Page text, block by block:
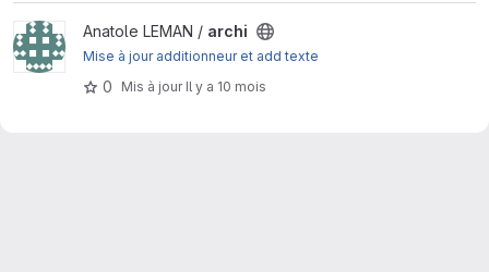
Afficher le projet archi
Anatole LEMAN / archi
Mise à jour additionneur et add texte
0 Mis à jour Il y a 10 mois